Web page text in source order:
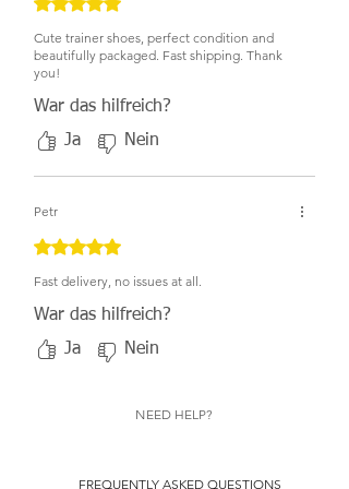
Cute trainer shoes, perfect condition and
beautifully packaged. Fast shipping. Thank
you!
War das hilfreich?
Ja
Nein
Petr
Mit 5 von 5 Sternen bewertet.
Fast delivery, no issues at all.
War das hilfreich?
Ja
Nein
NEED HELP?
FREQUENTLY ASKED QUESTIONS